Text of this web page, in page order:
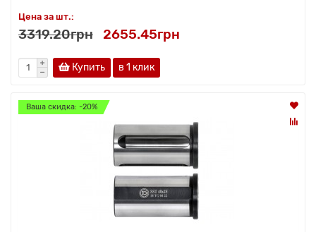
Цена за шт.:
3319.20грн 2655.45грн
Купить в 1 клик
Ваша скидка: -20%